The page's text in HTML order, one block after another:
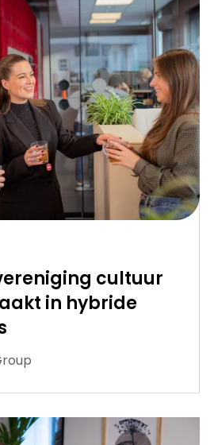
cultuur
in hybride